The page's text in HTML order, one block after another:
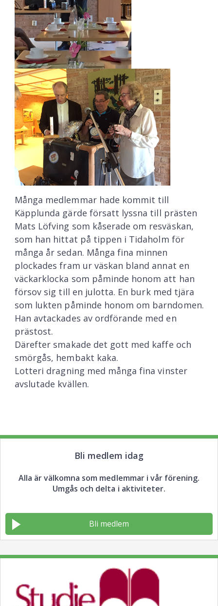
Många medlemmar hade kommit till
Käpplunda gärde försatt lyssna till prästen
Mats Löfving som kåserade om resväskan,
som han hittat på tippen i Tidaholm för
många år sedan. Många fina minnen
plockades fram ur väskan bland annat en
väckarklocka som påminde honom att han
försov sig till en julotta. En burk med tjära
som lukten påminde honom om barndomen.
Han avtackades av ordförande med en
prästost.
Därefter smakade det gott med kaffe och
smörgås, hembakt kaka.
Lotteri dragning med många fina vinster
avslutade kvällen.
Bli medlem idag
Alla är välkomna som medlemmar i vår förening.
Umgås och delta i aktiviteter.
Bli medlem